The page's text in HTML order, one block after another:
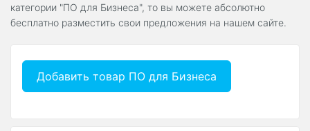
категории "ПО для Бизнеса", то вы можете абсолютно
бесплатно разместить свои предложения на нашем сайте.
Добавить товар ПО для Бизнеса